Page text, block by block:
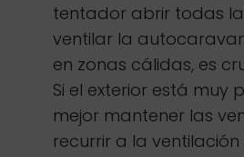
tentador abrir todas
ventilar la
en zonas cálidas, es
Si el exterior está muy
mejor mantener las
recurrir a la